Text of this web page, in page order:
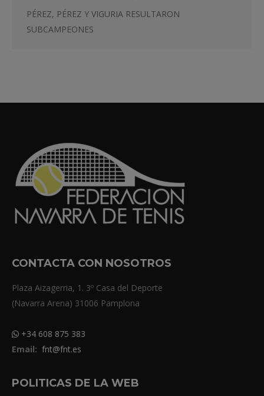
PÉREZ, PÉREZ Y VIGURIA RESULTARON
SUBCAMPEONES
CONTACTA CON NOSOTROS
Plaza Aizagerria, 1. 3º Casa del Deporte
(Navarra Arena) 31006 Pamplona
+34 608 875 383
Email: fnt@fnt.es
POLITICAS DE LA WEB